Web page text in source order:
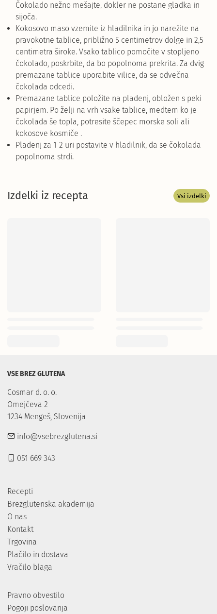
Čokolado nežno mešajte, dokler ne postane gladka in
sijoča.
Kokosovo maso vzemite iz hladilnika in jo narežite na
pravokotne tablice, približno 5 centimetrov dolge in 2,5
centimetra široke. Vsako tablico pomočite v stopljeno
čokolado, poskrbite, da bo popolnoma prekrita. Za dvig
premazane tablice uporabite vilice, da se odvečna
čokolada odcedi.
Premazane tablice položite na pladenj, obložen s peki
papirjem. Po želji na vrh vsake tablice, medtem ko je
čokolada še topla, potresite ščepec morske soli ali
kokosove kosmiče .
Pladenj za 1-2 uri postavite v hladilnik, da se čokolada
popolnoma strdi.
Izdelki iz recepta Vsi izdelki
VSE BREZ GLUTENA
Cosmar d. o. o.
Omejčeva 2
1234 Mengeš, Slovenija
info@vsebrezglutena.si
051 669 343
Recepti
Brezglutenska akademija
O nas
Kontakt
Trgovina
Plačilo in dostava
Vračilo blaga
Pravno obvestilo
Pogoji poslovanja